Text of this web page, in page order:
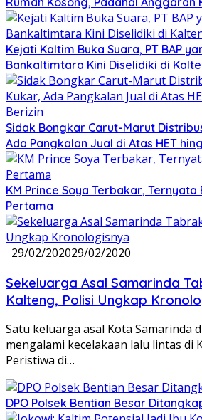
Kejati Kaltim Buka Suara, PT BAP
Bankaltimtara Kini Diselidiki di
Sidak Bongkar Carut-Marut
Ada Pangkalan Jual di Atas HET
KM Prince Soya Terbakar, Ternyata
Pertama
29/02/202029/02/2020
Sekeluarga Asal Samarinda
Kalteng, Polisi Ungkap
Satu keluarga asal Kota Samarinda
mengalami kecelakaan lalu lintas di
Peristiwa di…
DPO Polsek Bentian Besar